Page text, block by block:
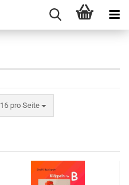
16 pro Seite
pro Seite